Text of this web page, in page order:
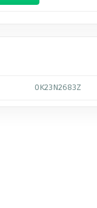
0K23N2683Z